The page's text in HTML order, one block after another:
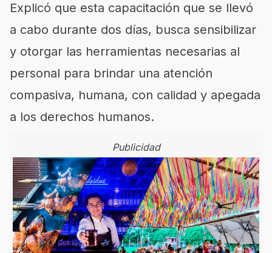
Explicó que esta capacitación que se llevó
a cabo durante dos días, busca sensibilizar
y otorgar las herramientas necesarias al
personal para brindar una atención
compasiva, humana, con calidad y apegada
a los derechos humanos.
Publicidad